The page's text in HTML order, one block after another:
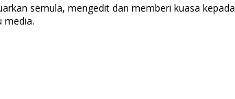
semula, mengedit dan memberi kuasa
media.